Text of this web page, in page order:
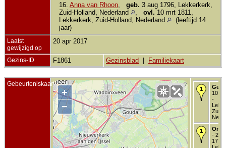
16. Anna van Rhoon, geb. 3 aug 1796, Lekkerkerk,
Zuid-Holland, Nederland
, ovl. 10 mrt 1811,
Lekkerkerk, Zuid-Holland, Nederland
(leeftijd 14
jaar)
Laatst
gewijzigd op
20 apr 2017
Gezins-ID F1861 Gezinsblad Familiekaart
Gebeurteniskaart
+
−
10
-
Zuid-
- 24
1775